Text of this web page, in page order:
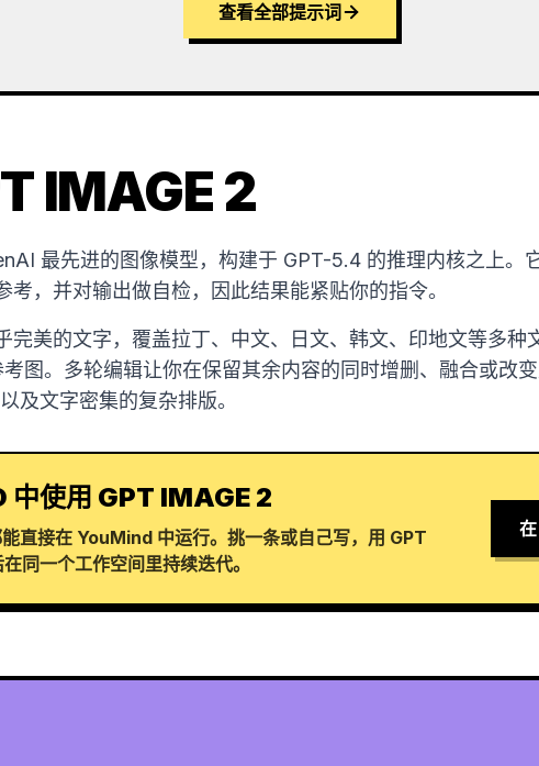
查看全部提示词
IMAGE 2
最先进的图像模型，构建于 GPT-5.4 的推理内核之上。
考，并对输出做自检，因此结果能紧贴你的指令。
完美的文字，覆盖拉丁、中文、日文、韩文、印地文等多种
图。多轮编辑让你在保留其余内容的同时增删、融合或改
及文字密集的复杂排版。
中使用 GPT IMAGE 2
直接在 YouMind 中运行。挑一条或自己写，用 GPT
同一个工作空间里持续迭代。